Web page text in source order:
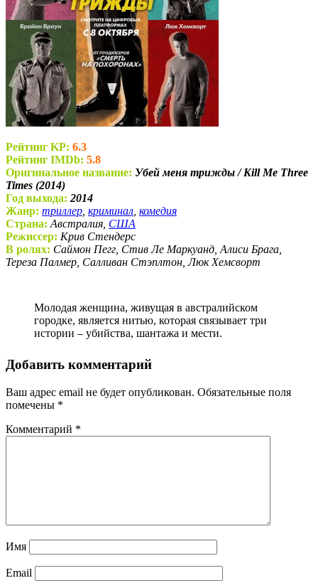
Рейтинг KP: 6.3
Рейтинг IMDb: 5.8
Оригинальное название: Убей меня трижды / Kill Me Three
Times (2014)
Год выхода: 2014
Жанр: триллер криминал комедия
Страна: Австралия, США
Режиссер: Крив Стендерс
В ролях: Саймон Пегг, Стив Ле Маркуанд, Алиси Брага,
Тереза Палмер, Салливан Стэплтон, Люк Хемсворт
Молодая женщина, живущая в австралийском
городке, является нитью, которая связывает три
истории – убийства, шантажа и мести.
Добавить комментарий
Ваш адрес email не будет опубликован. Обязательные поля
помечены *
Комментарий *
Имя
Email